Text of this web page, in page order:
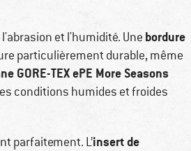
et l'humidité. Une bordure
particulièrement durable, même
GORE-TEX ePE More Seasons
conditions humides et froides
parfaitement. L’insert de